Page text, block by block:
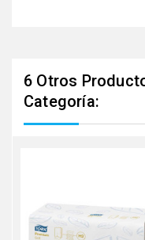
6 Otros
Categoría: